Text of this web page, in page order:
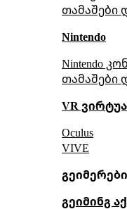
თამაშები
Nintendo
Nintendo
თამაშები
VR
Oculus
VIVE
გეიმინგ